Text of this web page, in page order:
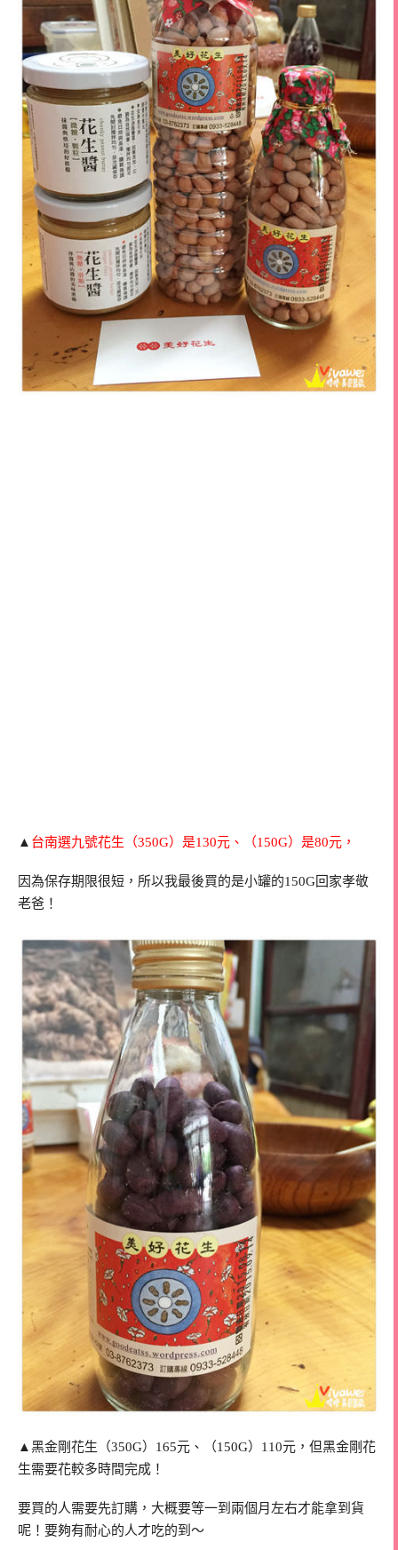
▲ 台南選九號花生（350G）是130元、（150G）是80元，
因為保存期限很短，所以我最後買的是小罐的150G回家孝敬
老爸！
▲黑金剛花生（350G）165元、（150G）110元，但黑金剛花
生需要花較多時間完成！
要買的人需要先訂購，大概要等一到兩個月左右才能拿到貨
呢！要夠有耐心的人才吃的到～